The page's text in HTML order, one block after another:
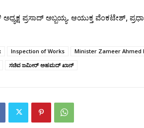
ಪ್ರಸಾದ್ ಅಬ್ಬಯ್ಯ. ಆಯುಕ್ತ ವೆಂಕಟೇಶ್,
Inspection of Works Minister Zameer Ahmed
ಸಚಿವ ಜಮೀರ್ ಅಹಮದ್ ಖಾನ್